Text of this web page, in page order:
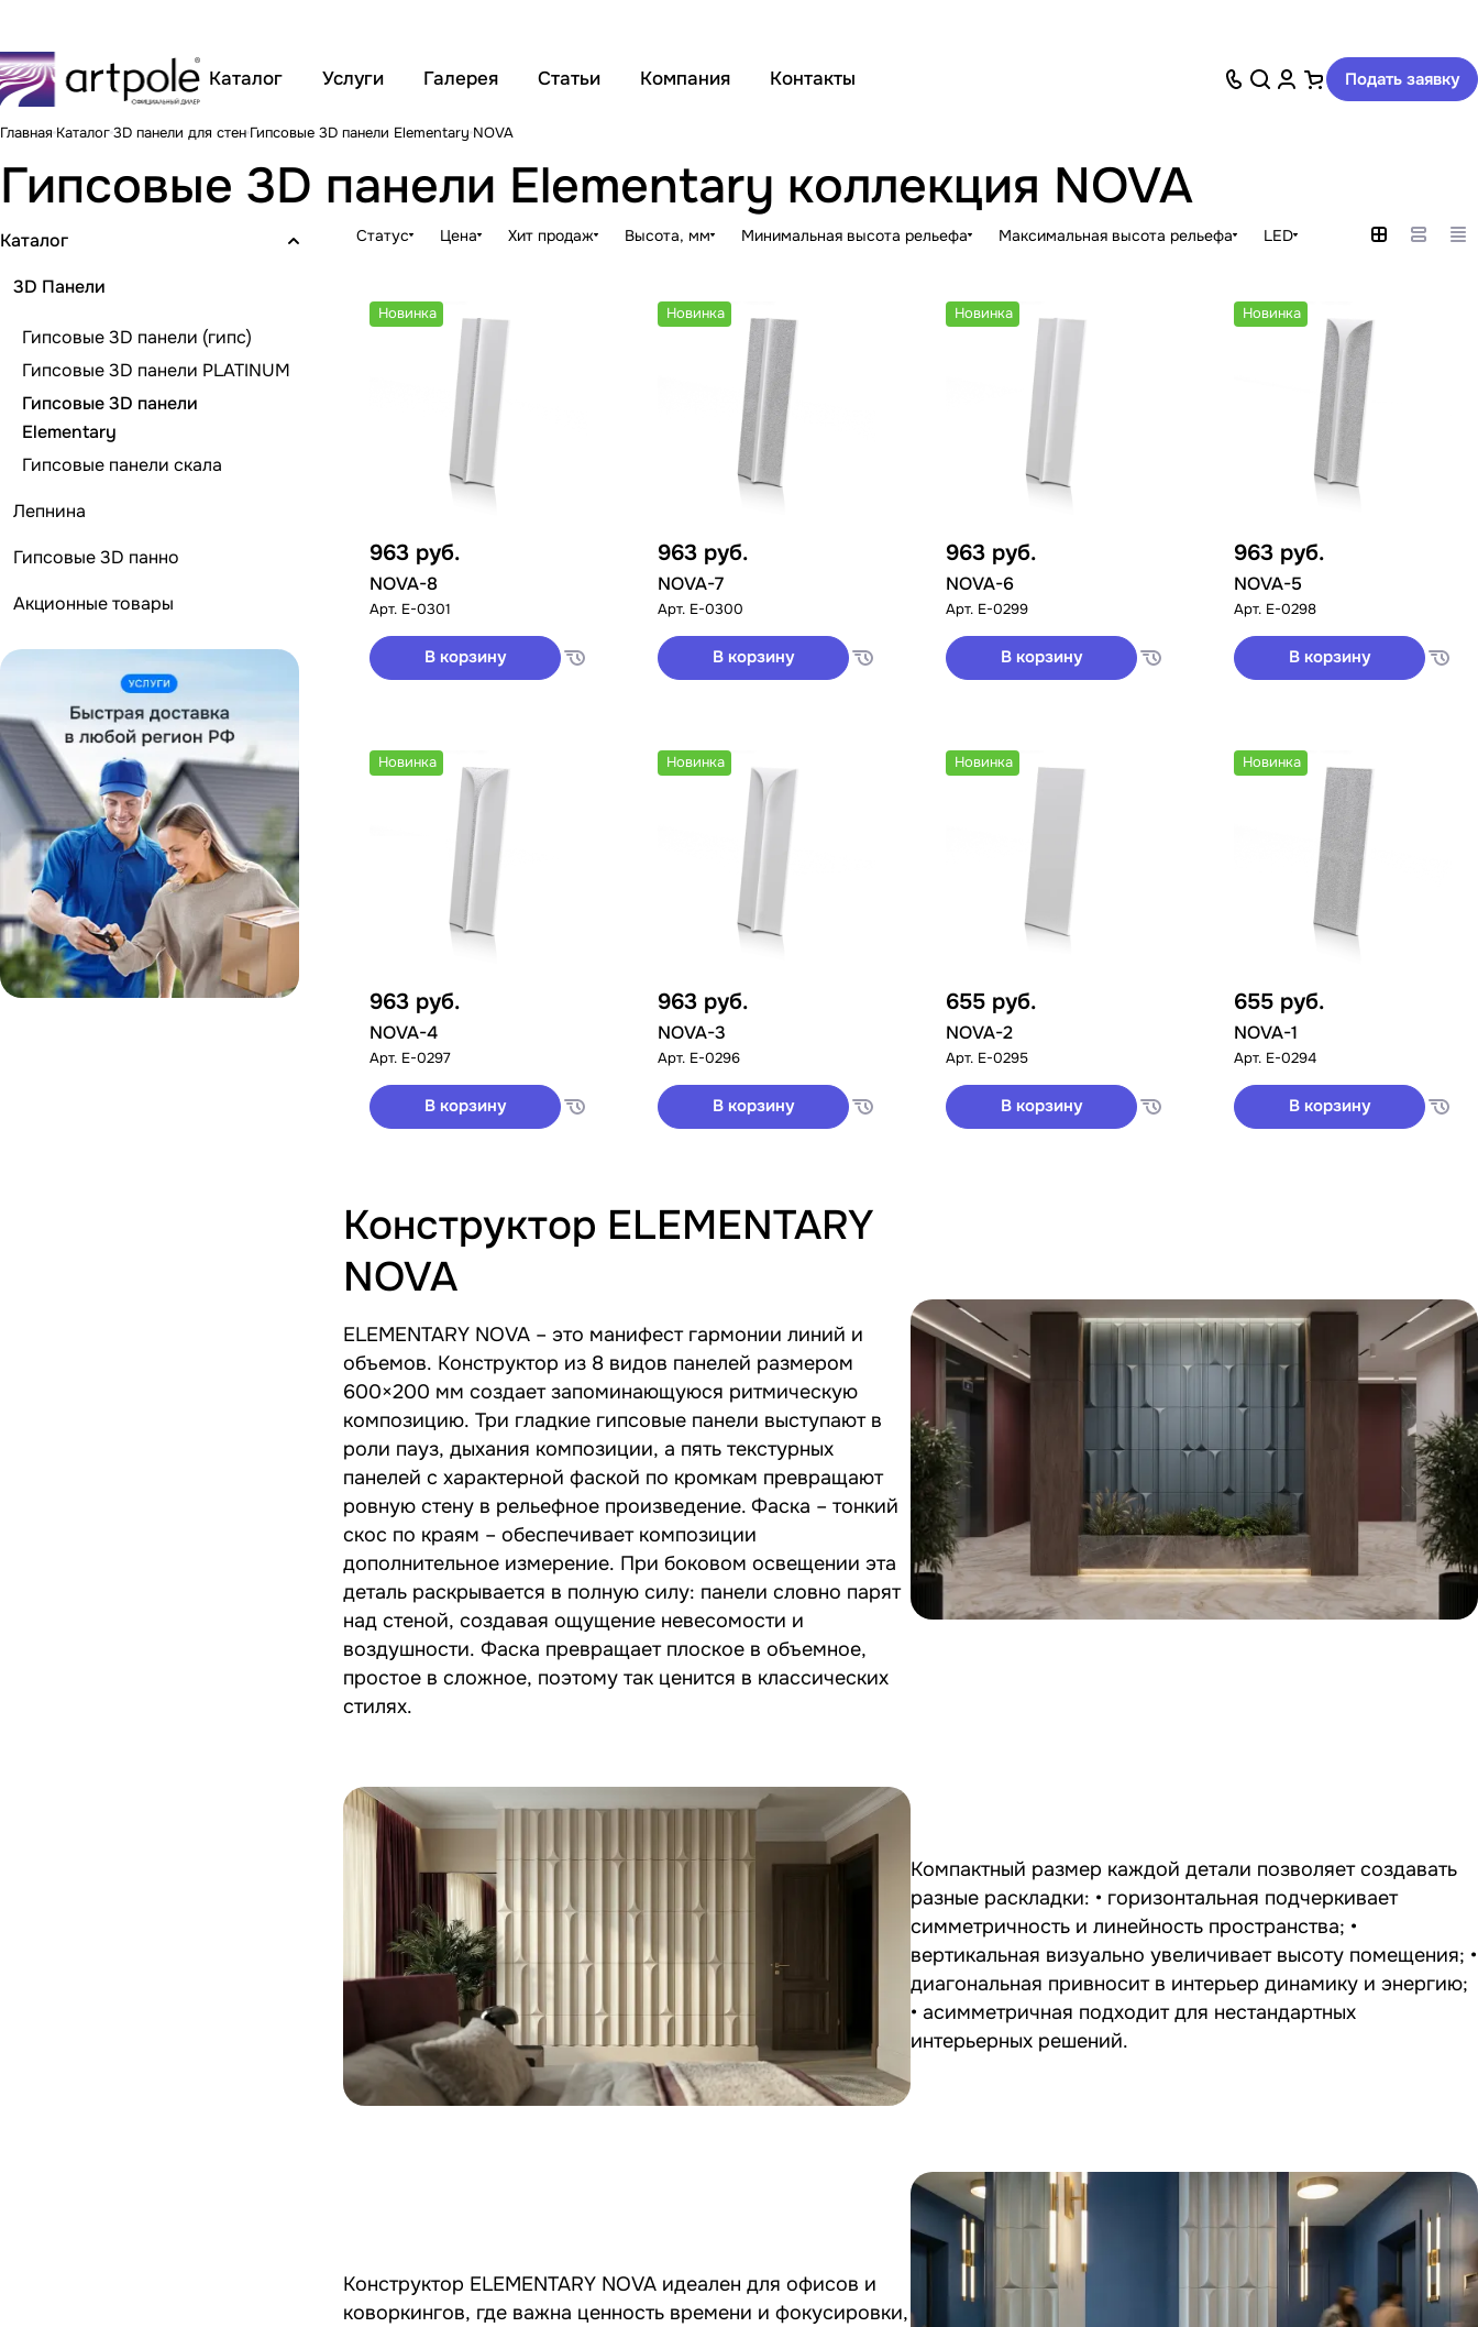
Каталог Услуги Галерея Статьи Компания Контакты Подать заявку
Главная Каталог3D панели для стен Гипсовые 3D панели Elementary NOVA
Гипсовые 3D панели Elementary коллекция NOVA
Статус Цена Хит продаж Высота, мм Минимальная высота рельефа Максимальная высота рельефа LED
Новинка
963 руб.
NOVA-8
Арт. E-0301
В корзину
Новинка
963 руб.
NOVA-7
Арт. E-0300
В корзину
Новинка
963 руб.
NOVA-6
Арт. E-0299
В корзину
Новинка
963 руб.
NOVA-5
Арт. E-0298
В корзину
Новинка
963 руб.
NOVA-4
Арт. E-0297
В корзину
Новинка
963 руб.
NOVA-3
Арт. E-0296
В корзину
Новинка
655 руб.
NOVA-2
Арт. E-0295
В корзину
Новинка
655 руб.
NOVA-1
Арт. E-0294
В корзину
Конструктор ELEMENTARY
NOVA
ELEMENTARY NOVA – это манифест гармонии линий и
объемов. Конструктор из 8 видов панелей размером
600×200 мм создает запоминающуюся ритмическую
композицию. Три гладкие гипсовые панели выступают в
роли пауз, дыхания композиции, а пять текстурных
панелей с характерной фаской по кромкам превращают
ровную стену в рельефное произведение. Фаска – тонкий
скос по краям – обеспечивает композиции
дополнительное измерение. При боковом освещении эта
деталь раскрывается в полную силу: панели словно парят
над стеной, создавая ощущение невесомости и
воздушности. Фаска превращает плоское в объемное,
простое в сложное, поэтому так ценится в классических
стилях.
Компактный размер каждой детали позволяет создавать
разные раскладки: • горизонтальная подчеркивает
симметричность и линейность пространства; •
вертикальная визуально увеличивает высоту помещения; •
диагональная привносит в интерьер динамику и энергию;
• асимметричная подходит для нестандартных
интерьерных решений.
Конструктор ELEMENTARY NOVA идеален для офисов и
коворкингов, где важна ценность времени и фокусировки,
Каталог
3D Панели
Гипсовые 3D панели (гипс)
Гипсовые 3D панели PLATINUM
Гипсовые 3D панели
Elementary
Гипсовые панели скала
Лепнина
Гипсовые 3D панно
Акционные товары